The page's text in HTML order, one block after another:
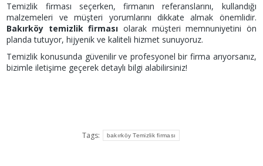
Temizlik firması seçerken, firmanın referanslarını, kullandığı
malzemeleri ve müşteri yorumlarını dikkate almak önemlidir.
Bakırköy temizlik firması olarak müşteri memnuniyetini ön
planda tutuyor, hijyenik ve kaliteli hizmet sunuyoruz.
Temizlik konusunda güvenilir ve profesyonel bir firma arıyorsanız,
bizimle iletişime geçerek detaylı bilgi alabilirsiniz!
Tags: bakırköy Temizlik firması